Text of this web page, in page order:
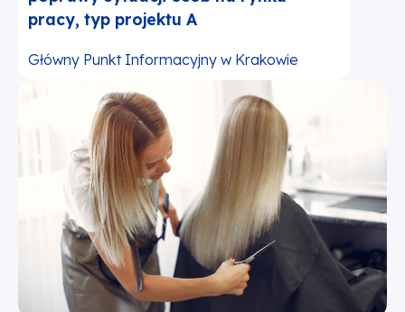
pracy, typ projektu A
Główny Punkt Informacyjny w Krakowie